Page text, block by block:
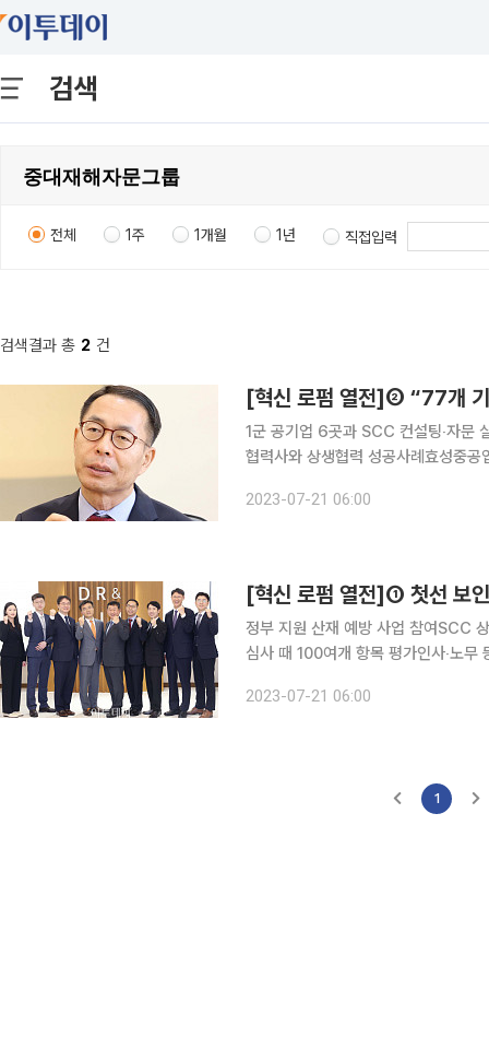
검색
전체 1주 1개월 1년 직접입력
검색결과 총 2 건
1군 공기업 6곳과 SCC 컨설팅‧자문
협력사와 상생협력 성공사례효성중
2023-07-21 06:00
정부 지원 산재 예방 사업 참여SCC
심사 때 100여개 항목 평가인사‧노무 등 전문가 50여명 포
선정됐다. 대기업과 중소기업 간 안전
2023-07-21 06:00
1